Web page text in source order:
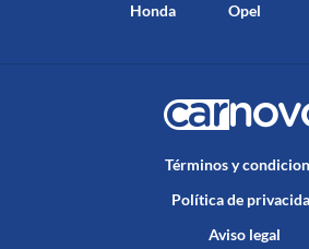
Honda
Opel
Términos y
Política de
Aviso legal